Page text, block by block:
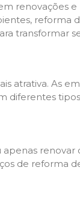
renovações
reforma
transformar
atrativa. As
diferentes
de reforma